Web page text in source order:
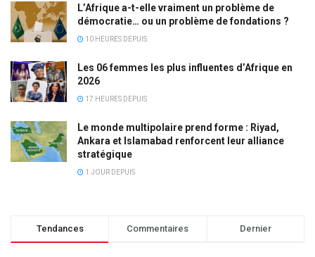
L’Afrique a-t-elle vraiment un problème de
démocratie… ou un problème de fondations ?
10 HEURES DEPUIS
Les 06 femmes les plus influentes d’Afrique en
2026
17 HEURES DEPUIS
Le monde multipolaire prend forme : Riyad,
Ankara et Islamabad renforcent leur alliance
stratégique
1 JOUR DEPUIS
Tendances Commentaires Dernier